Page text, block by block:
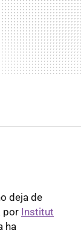
deja de
por Institut
ha